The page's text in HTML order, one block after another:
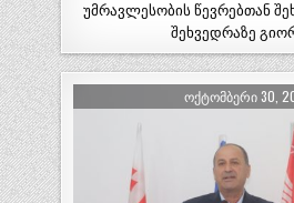
უმრავლესობის წევრებთან
შეხვედრაზე
ᲝᲥᲢᲝᲛᲑᲔᲠᲘ 30,